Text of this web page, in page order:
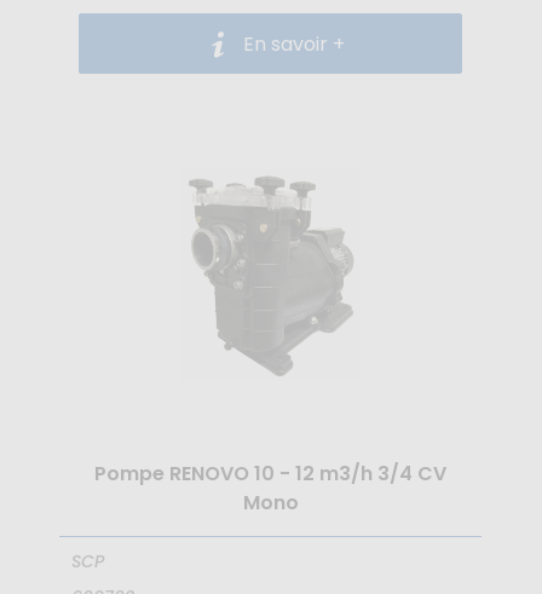
En savoir +
Pompe RENOVO 10 - 12 m3/h 3/4 CV
Mono
SCP